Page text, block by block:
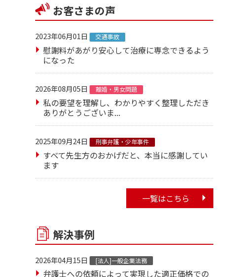
お客さまの声
2023年06月01日 交通事故
慰謝料があがり安心して治療に専念できるよう
になった
2026年08月05日 離婚・男女問題
私の要望を理解し、わかりやすく整理しただき
ありがとうございま...
2025年09月24日 刑事弁護・少年事件
すべて先生方のおかげだと、本当に感謝してい
ます
一覧はこちら
解決事例
2026年04月15日 [法人]一般企業法務
弁護士への依頼によって実現した適正価格での